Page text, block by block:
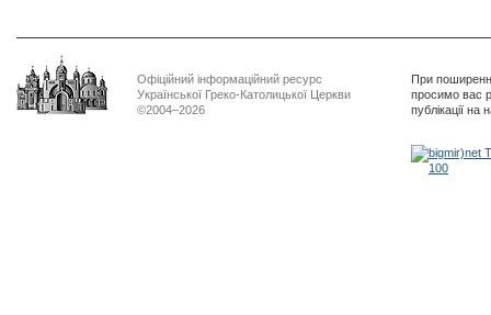
Офіційний інформаційний ресурс
Української Греко-Католицької Церкви
©2004–2026
При
просимо вас
публікації на